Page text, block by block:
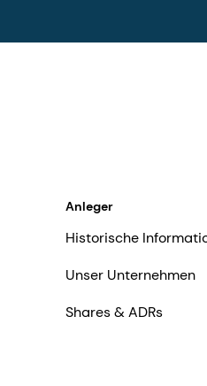
Anleger
Historische
Unser Unternehmen
Shares & ADRs